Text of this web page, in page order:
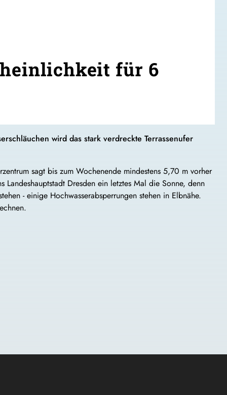
für 6
wird das stark verdreckte Terrassenufer
sagt bis zum Wochenende mindestens 5,70 m vorher
Dresden ein letztes Mal die Sonne, denn
- einige Hochwasserabsperrungen stehen in Elbnähe.